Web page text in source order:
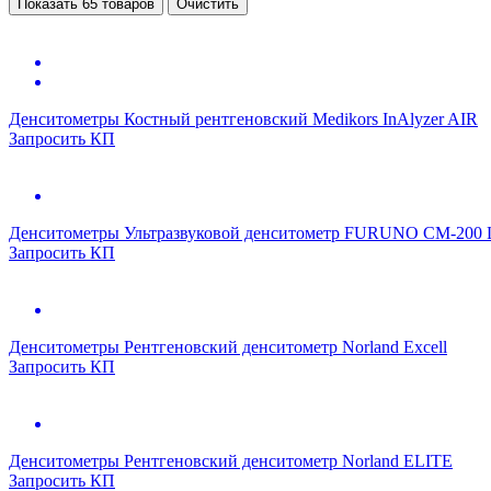
Показать 65 товаров Очистить
Денситометры Костный рентгеновский Medikors InAlyzer AIR
Запросить КП
Денситометры Ультразвуковой денситометр FURUNO CM-200
Запросить КП
Денситометры Рентгеновский денситометр Norland Excell
Запросить КП
Денситометры Рентгеновский денситометр Norland ELITE
Запросить КП